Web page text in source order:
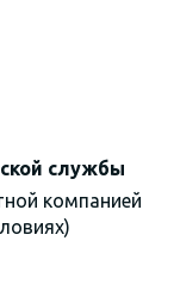
службы
компанией